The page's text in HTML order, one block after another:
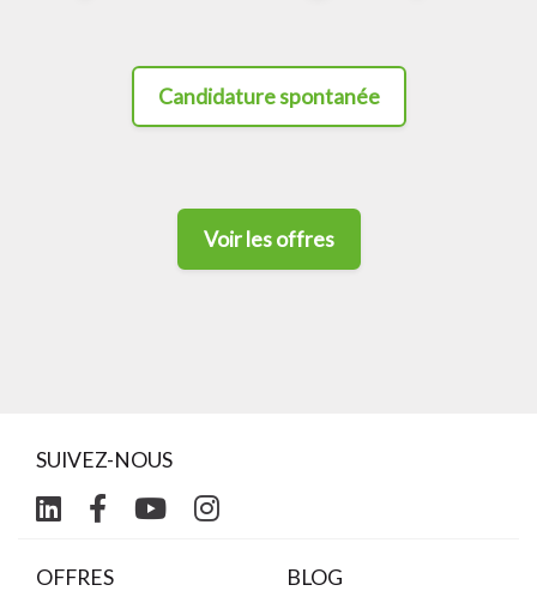
Candidature spontanée
Voir les offres
SUIVEZ-NOUS
OFFRES BLOG